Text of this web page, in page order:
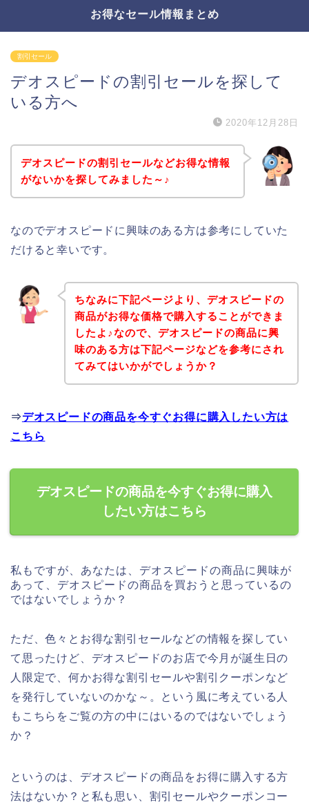
お得なセール情報まとめ
割引セール
デオスピードの割引セールを探して
いる方へ
2020年12月28日
デオスピードの割引セールなどお得な情報
がないかを探してみました～♪
なのでデオスピードに興味のある方は参考にしていた
だけると幸いです。
ちなみに下記ページより、デオスピードの
商品がお得な価格で購入することができま
したよ♪なので、デオスピードの商品に興
味のある方は下記ページなどを参考にされ
てみてはいかがでしょうか？
⇒デオスピードの商品を今すぐお得に購入したい方は
こちら
デオスピードの商品を今すぐお得に購入
したい方はこちら
私もですが、あなたは、デオスピードの商品に興味が
あって、デオスピードの商品を買おうと思っているの
ではないでしょうか？
ただ、色々とお得な割引セールなどの情報を探してい
て思ったけど、デオスピードのお店で今月が誕生日の
人限定で、何かお得な割引セールや割引クーポンなど
を発行していないのかな～。という風に考えている人
もこちらをご覧の方の中にはいるのではないでしょう
か？
というのは、デオスピードの商品をお得に購入する方
法はないか？と私も思い、割引セールやクーポンコー